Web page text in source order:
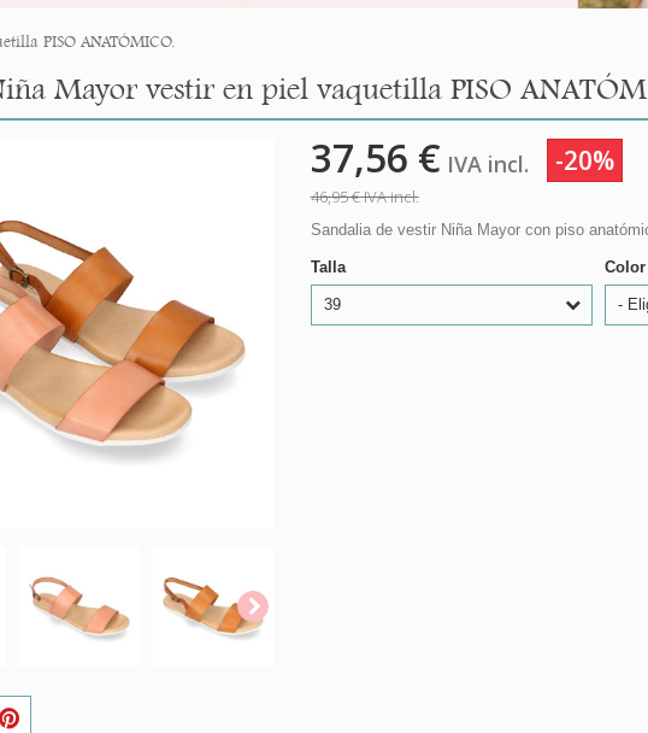
PISO ANATÓMICO.
Mayor vestir en piel vaquetilla PISO
37,56 € IVA incl. -20%
46,95 €IVA incl.
Sandalia de vestir Niña Mayor con piso
Talla
39
Color
-